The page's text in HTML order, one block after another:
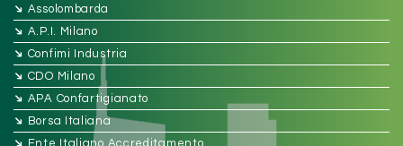
➔ Assolombarda
➔ A.P.I. Milano
➔ Confimi Industria
➔ CDO Milano
➔ APA Confartigianato
➔ Borsa Italiana
Ente Italiano Accreditamento